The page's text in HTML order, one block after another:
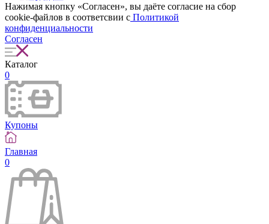
Нажимая кнопку «Согласен», вы даёте cогласие на сбор
cookie-файлов в соответсвии с Политикой
конфиденциальности
Согласен
Каталог
0
Купоны
Главная
0